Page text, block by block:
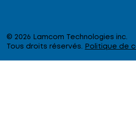
© 2026 Lamcom Technologies inc.
Tous droits réservés.
Politique de